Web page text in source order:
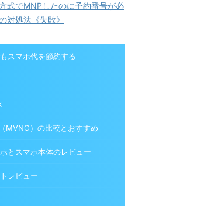
式でMNPしたのに予約番号が必
対処法《失敗》
スマホ代を節約する
MVNO）の比較とおすすめ
とスマホ本体のレビュー
レビュー